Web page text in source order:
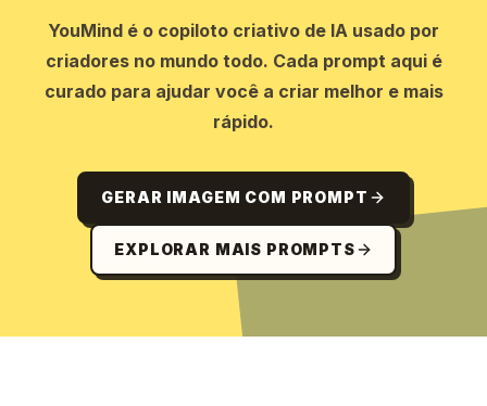
YouMind é o copiloto criativo de IA usado por
criadores no mundo todo. Cada prompt aqui é
curado para ajudar você a criar melhor e mais
rápido.
GERAR IMAGEM COM PROMPT
EXPLORAR MAIS PROMPTS